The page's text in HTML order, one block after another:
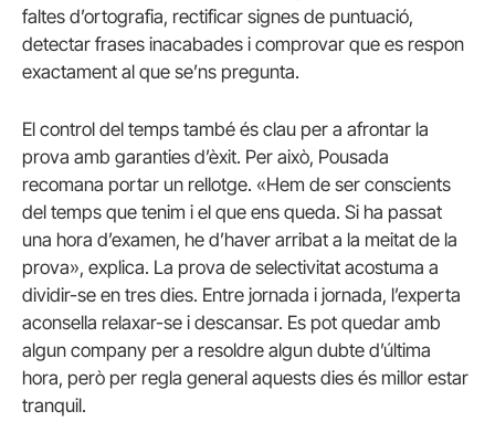
faltes d’ortografia, rectificar signes de puntuació,
detectar frases inacabades i comprovar que es respon
exactament al que se’ns pregunta.
El control del temps també és clau per a afrontar la
prova amb garanties d’èxit. Per això, Pousada
recomana portar un rellotge. «Hem de ser conscients
del temps que tenim i el que ens queda. Si ha passat
una hora d’examen, he d’haver arribat a la meitat de la
prova», explica. La prova de selectivitat acostuma a
dividir-se en tres dies. Entre jornada i jornada, l’experta
aconsella relaxar-se i descansar. Es pot quedar amb
algun company per a resoldre algun dubte d’última
hora, però per regla general aquests dies és millor estar
tranquil.